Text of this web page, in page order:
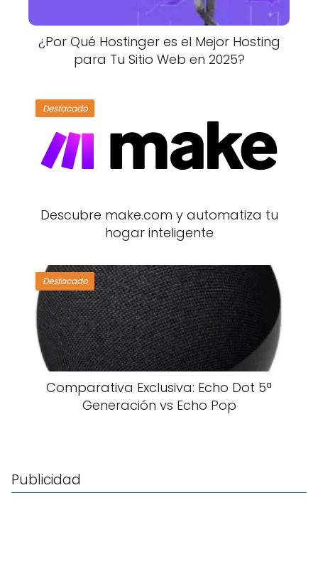
¿Por Qué Hostinger es el Mejor Hosting
para Tu Sitio Web en 2025?
Destacado
Descubre make.com y automatiza tu
hogar inteligente
Destacado
Comparativa Exclusiva: Echo Dot 5ª
Generación vs Echo Pop
Publicidad